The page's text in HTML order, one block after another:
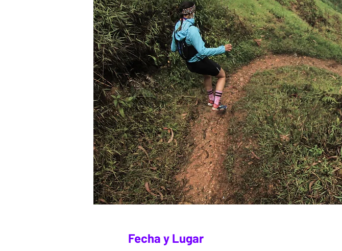
Fecha y Lugar